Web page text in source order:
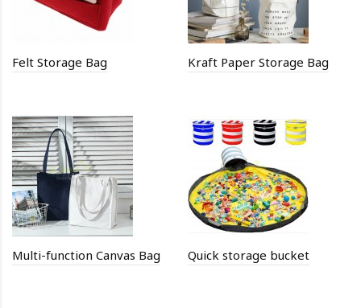
Felt Storage Bag Kraft Paper Storage Bag
Multi-function Canvas Bag Quick storage bucket